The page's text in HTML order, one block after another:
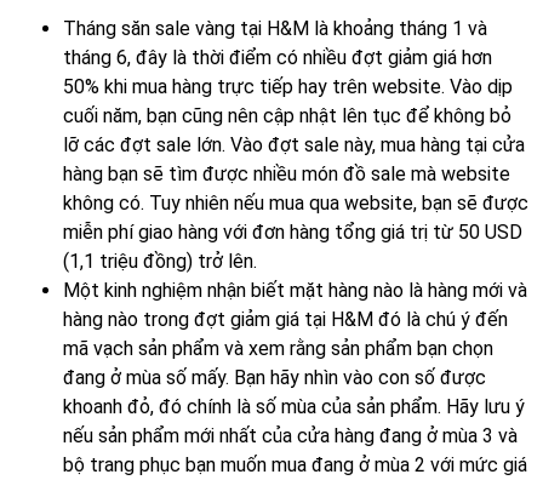
Tháng săn sale vàng tại H&M là khoảng tháng 1 và
tháng 6, đây là thời điểm có nhiều đợt giảm giá hơn
50% khi mua hàng trực tiếp hay trên website. Vào dịp
cuối năm, bạn cũng nên cập nhật lên tục để không bỏ
lỡ các đợt sale lớn. Vào đợt sale này, mua hàng tại cửa
hàng bạn sẽ tìm được nhiều món đồ sale mà website
không có. Tuy nhiên nếu mua qua website, bạn sẽ được
miễn phí giao hàng với đơn hàng tổng giá trị từ 50 USD
(1,1 triệu đồng) trở lên.
Một kinh nghiệm nhận biết mặt hàng nào là hàng mới và
hàng nào trong đợt giảm giá tại H&M đó là chú ý đến
mã vạch sản phẩm và xem rằng sản phẩm bạn chọn
đang ở mùa số mấy. Bạn hãy nhìn vào con số được
khoanh đỏ, đó chính là số mùa của sản phẩm. Hãy lưu ý
nếu sản phẩm mới nhất của cửa hàng đang ở mùa 3 và
bộ trang phục bạn muốn mua đang ở mùa 2 với mức giá